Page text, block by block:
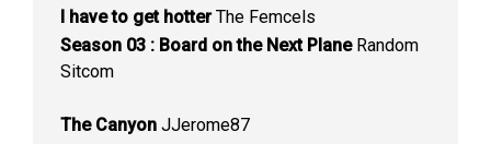
I have to get hotterThe Femcels
Season 03 : Board on the Next PlaneRandom
Sitcom
The Canyon JJerome87